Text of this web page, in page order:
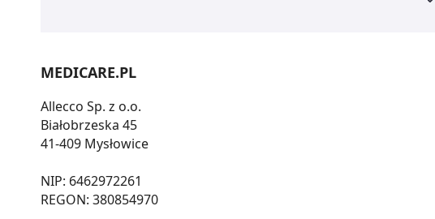
MEDICARE.PL
Allecco Sp. z o.o.
Białobrzeska 45
41-409 Mysłowice
NIP: 6462972261
REGON: 380854970